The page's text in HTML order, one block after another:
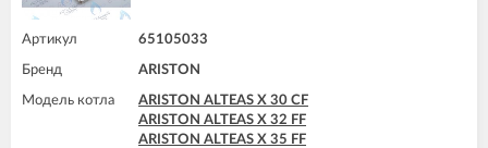
ARISTON GENUS EVO 24 FF
ARISTON MATIS 24 CF
ARISTON MATIS 24 FF
Артикул 65105033
Бренд ARISTON
Модель котла
ARISTON ALTEAS X 30 CF
ARISTON ALTEAS X 32 FF
ARISTON ALTEAS X 35 FF